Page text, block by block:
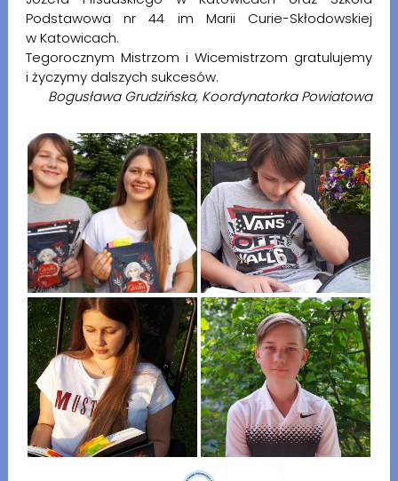
Podstawowa nr 44 im Marii Curie-Skłodowskiej
w Katowicach.
Tegorocznym Mistrzom i Wicemistrzom gratulujemy
i życzymy dalszych sukcesów.
Bogusława Grudzińska, Koordynatorka Powiatowa